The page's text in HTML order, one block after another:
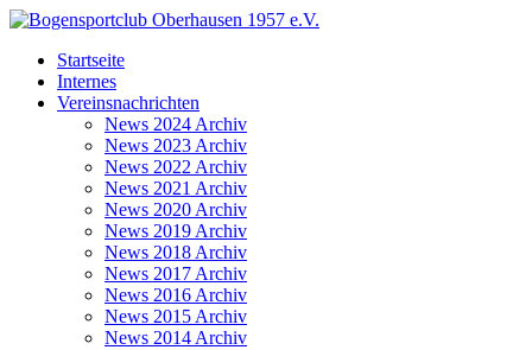
Startseite
Internes
Vereinsnachrichten
News 2024 Archiv
News 2023 Archiv
News 2022 Archiv
News 2021 Archiv
News 2020 Archiv
News 2019 Archiv
News 2018 Archiv
News 2017 Archiv
News 2016 Archiv
News 2015 Archiv
News 2014 Archiv